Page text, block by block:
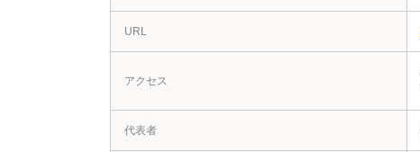
URL
アクセス
代表者